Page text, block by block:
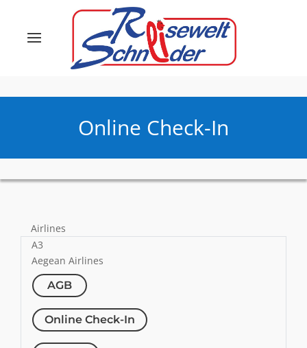
Online Check-In
Airlines
A3
Aegean Airlines
AGB
Online Check-In